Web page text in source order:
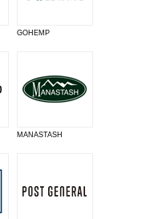
GOHEMP
MANASTASH